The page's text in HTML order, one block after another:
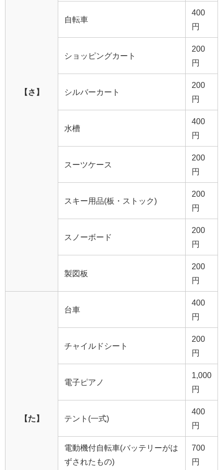
【さ】
自転車
400
円
ショッピングカート
200
円
シルバーカート
200
円
水槽
400
円
スーツケース
200
円
スキー用品(板・ストック)
200
円
スノーボード
200
円
製図板
200
円
【た】
台車
400
円
チャイルドシート
200
円
電子ピアノ
1,000
円
テント(一式)
400
円
電動機付自転車(バッテリーがは
ずされたもの)
700
円